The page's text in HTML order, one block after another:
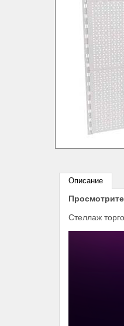
Описание
Стеллаж